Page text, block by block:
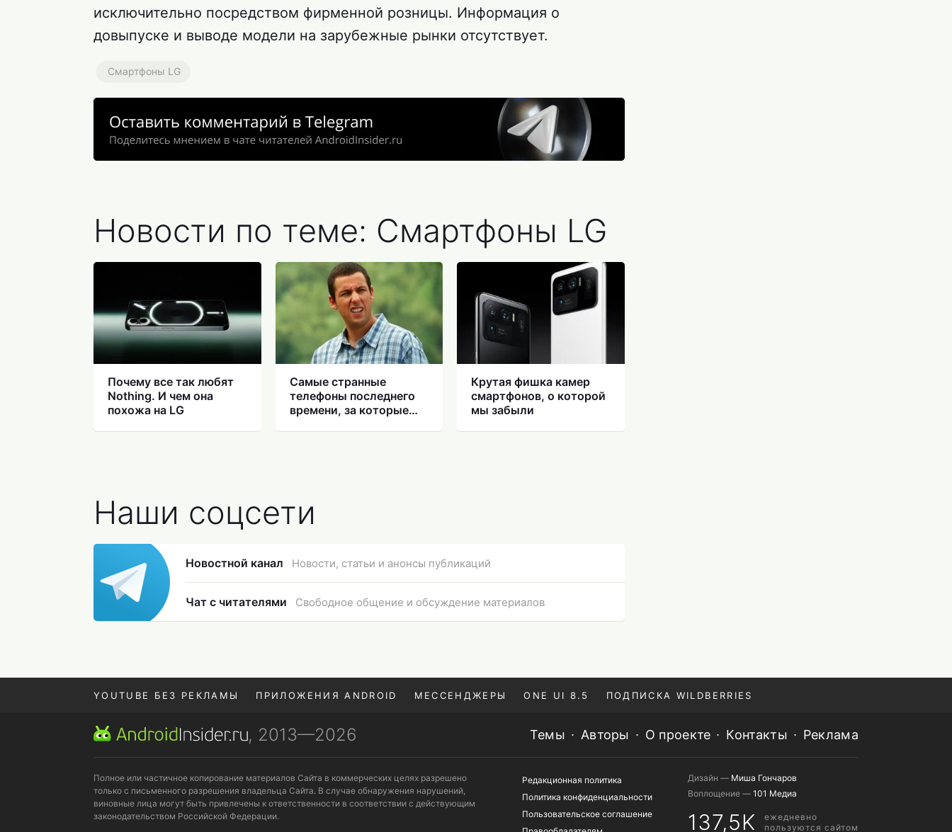
исключительно посредством фирменной розницы. Информация о
довыпуске и выводе модели на зарубежные рынки отсутствует.
Смартфоны LG
Новости по теме: Смартфоны LG
Почему все так любят
Nothing. И чем она
похожа на LG
Самые странные
телефоны последнего
времени, за которые
Крутая фишка камер
смартфонов, о которой
мы забыли
Наши соцсети
Новостной канал Новости, статьи и анонсы публикаций
Чат с читателями Свободное общение и обсуждение материалов
YOUTUBE БЕЗ РЕКЛАМЫ ПРИЛОЖЕНИЯ ANDROID МЕССЕНДЖЕРЫ ONE UI 8.5 ПОДПИСКА WILDBERRIES
REALME VS ONEPLUS , 2013—2026 Темы Авторы О проекте Контакты Реклама
Полное или частичное копирование материалов Сайта в коммерческих целях разрешено
только с письменного разрешения владельца Сайта. В случае обнаружения нарушений,
виновные лица могут быть привлечены к ответственности в соответствии с действующим
законодательством Российской Федерации.
Редакционная политика
Политика конфиденциальности
Пользовательское соглашение
Дизайн — Миша Гончаров
Воплощение — 101 Медиа
137,5K
ежедневно
пользуются сайтом